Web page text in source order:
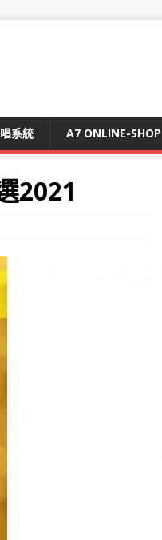
系統 A7 ONLINE-SHOP
2021